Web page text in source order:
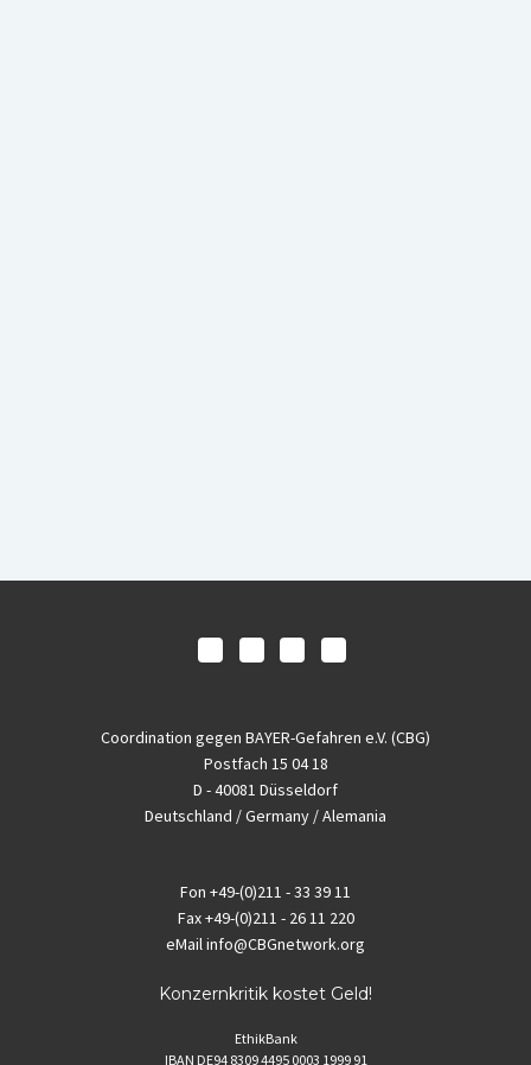
Coordination gegen BAYER-Gefahren e.V. (CBG)
Postfach 15 04 18
D - 40081 Düsseldorf
Deutschland / Germany / Alemania
Fon +49-(0)211 - 33 39 11
Fax+49-(0)211 - 26 11 220
eMailinfo@CBGnetwork.org
Konzernkritik kostet Geld!
EthikBank
IBAN DE94 8309 4495 0003 1999 91